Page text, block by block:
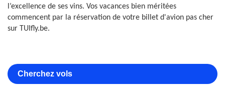
l’excellence de ses vins. Vos vacances bien méritées
commencent par la réservation de votre billet d'avion pas cher
sur TUIfly.be.
Cherchez vols